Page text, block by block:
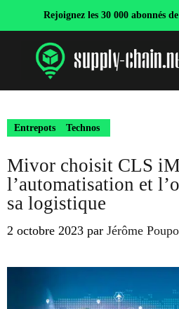
Rejoignez les 30 000 abonnés
Entrepots Technos
Mivor choisit CLS
l’automatisation et
sa logistique
2 octobre 2023 par Jérôme